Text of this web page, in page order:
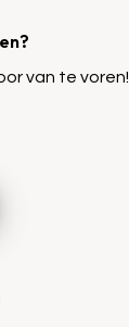
van te voren!